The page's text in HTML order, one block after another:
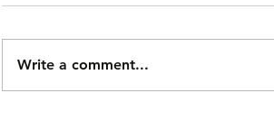
Write a comment...